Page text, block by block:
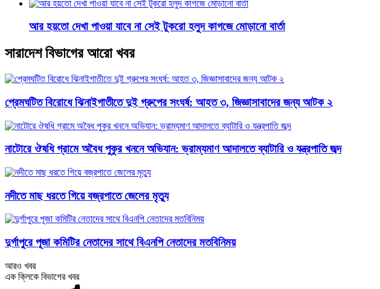
আর হয়তো দেখা পাওয়া যাবে না সেই টুকরো হলুদ কাগজে মোড়ানো বার্তা
সারাদেশ বিভাগের আরো খবর
প্রেমঘটিত বিরোধে ঝিনাইগাতীতে দুই গ্রুপের সংঘর্ষ: আহত ৩, জিজ্ঞাসাবাদের জন্য আটক ২
নাটোরে ঔষধি গ্রামে অবৈধ পুকুর খননে অভিযান: ভ্রাম্যমাণ আদালতে ব্যাটারি ও যন্ত্রপাতি জব্দ
নদীতে মাছ ধরতে গিয়ে বজ্রপাতে জেলের মৃত্যু
দুর্গাপুরে পূজা কমিটির নেতাদের সাথে বিএনপি নেতাদের মতবিনিময়
আরও খবর
এক ক্লিকে বিভাগের খবর